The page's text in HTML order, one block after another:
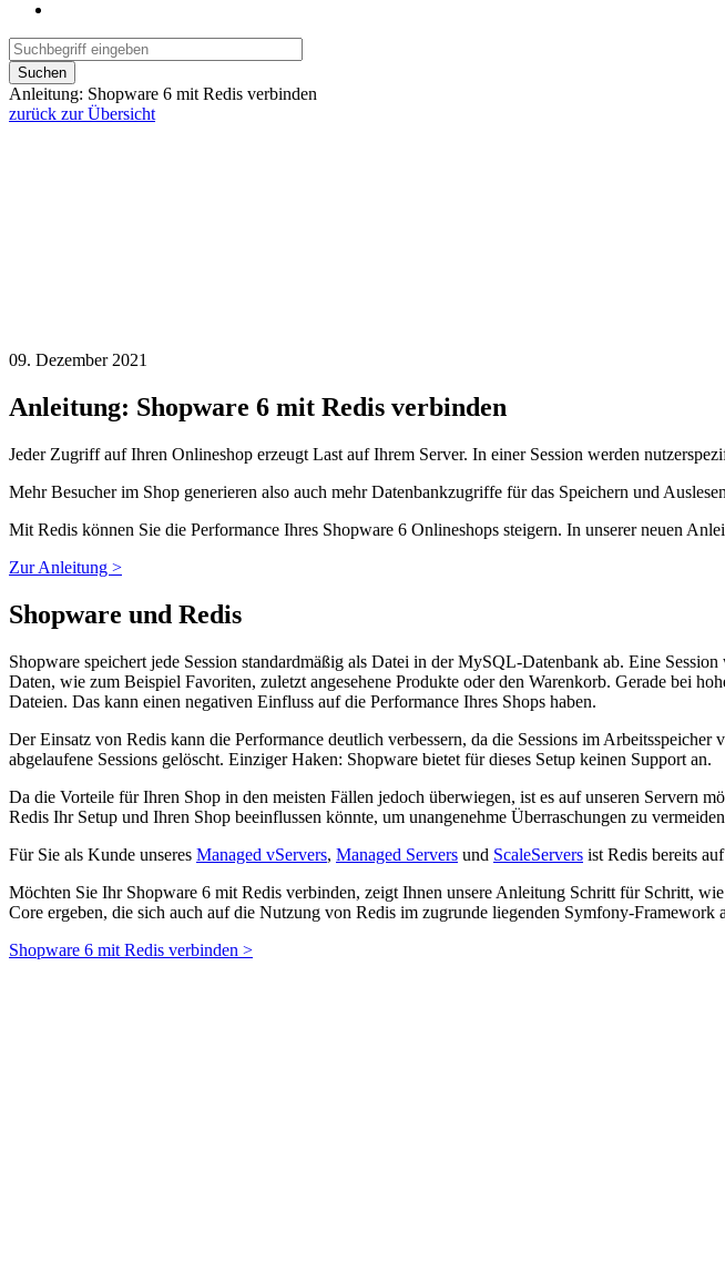
Suchen
Anleitung: Shopware 6 mit Redis verbinden
zurück zur Übersicht
09. Dezember 2021
Anleitung: Shopware 6 mit Redis verbinden
Jeder Zugriff auf Ihren Onlineshop erzeugt Last auf Ihrem Server. In einer Session werden
Mehr Besucher im Shop generieren also auch mehr Datenbankzugriffe für das Speichern und
Mit Redis können Sie die Performance Ihres Shopware 6 Onlineshops steigern. In unserer neuen
Zur Anleitung >
Shopware und Redis
Shopware speichert jede Session standardmäßig als Datei in der MySQL-Datenbank ab. Eine
Daten, wie zum Beispiel Favoriten, zuletzt angesehene Produkte oder den Warenkorb. Gerade bei
Dateien. Das kann einen negativen Einfluss auf die Performance Ihres Shops haben.
Der Einsatz von Redis kann die Performance deutlich verbessern, da die Sessions im
abgelaufene Sessions gelöscht. Einziger Haken: Shopware bietet für dieses Setup keinen Support an.
Da die Vorteile für Ihren Shop in den meisten Fällen jedoch überwiegen, ist es auf unseren Servern
Redis Ihr Setup und Ihren Shop beeinflussen könnte, um unangenehme Überraschungen zu
Für Sie als Kunde unseres Managed vServers, Managed Servers und ScaleServers ist Redis bereits
Möchten Sie Ihr Shopware 6 mit Redis verbinden, zeigt Ihnen unsere Anleitung Schritt für Schritt,
Core ergeben, die sich auch auf die Nutzung von Redis im zugrunde liegenden Symfony-
Shopware 6 mit Redis verbinden >